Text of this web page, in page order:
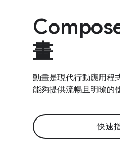
畫
動畫是現代行動應用程
能夠提供流暢且明瞭的
快速